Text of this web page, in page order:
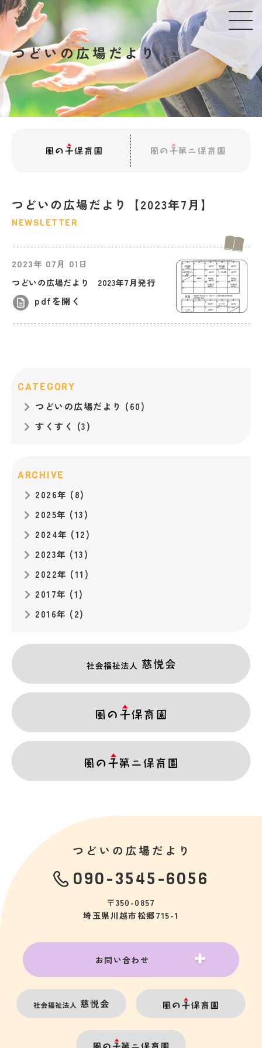
つどいの広場だより
つどいの広場だより【2023年7月】
NEWSLETTER
2023年 07月 01 日
つどいの広場だより 2023年7月発行
pdfを開く
CATEGORY
つどいの広場だより (60)
すくすく (3)
ARCHIVE
2026年 (8)
2025年 (13)
2024年 (12)
2023年 (13)
2022年 (11)
2017年 (1)
2016年 (2)
090-3545-6056
〒350-0857
埼玉県川越市松郷715-1
お問い合わせ